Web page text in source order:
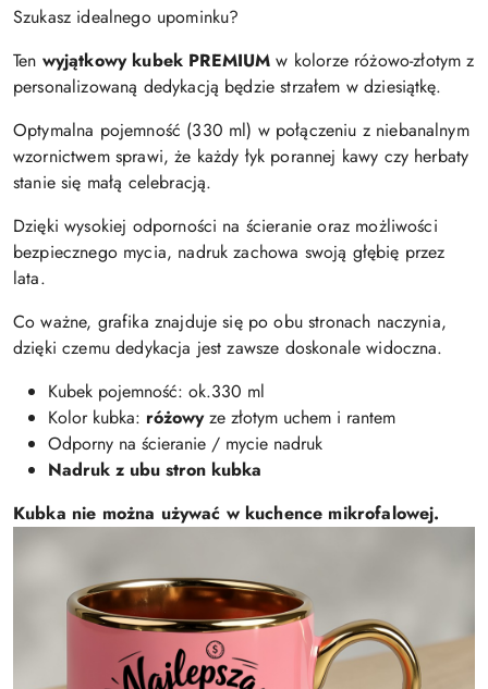
Szukasz idealnego upominku?
Ten wyjątkowy kubek PREMIUM w kolorze różowo-złotym z
personalizowaną dedykacją będzie strzałem w dziesiątkę.
Optymalna pojemność (330 ml) w połączeniu z niebanalnym
wzornictwem sprawi, że każdy łyk porannej kawy czy herbaty
stanie się małą celebracją.
Dzięki wysokiej odporności na ścieranie oraz możliwości
bezpiecznego mycia, nadruk zachowa swoją głębię przez
lata.
Co ważne, grafika znajduje się po obu stronach naczynia,
dzięki czemu dedykacja jest zawsze doskonale widoczna.
Kubek pojemność: ok.330 ml
Kolor kubka: różowyze złotym uchem i rantem
Odporny na ścieranie / mycie nadruk
Nadruk z ubu stron kubka
Kubka nie można używać w kuchence mikrofalowej.